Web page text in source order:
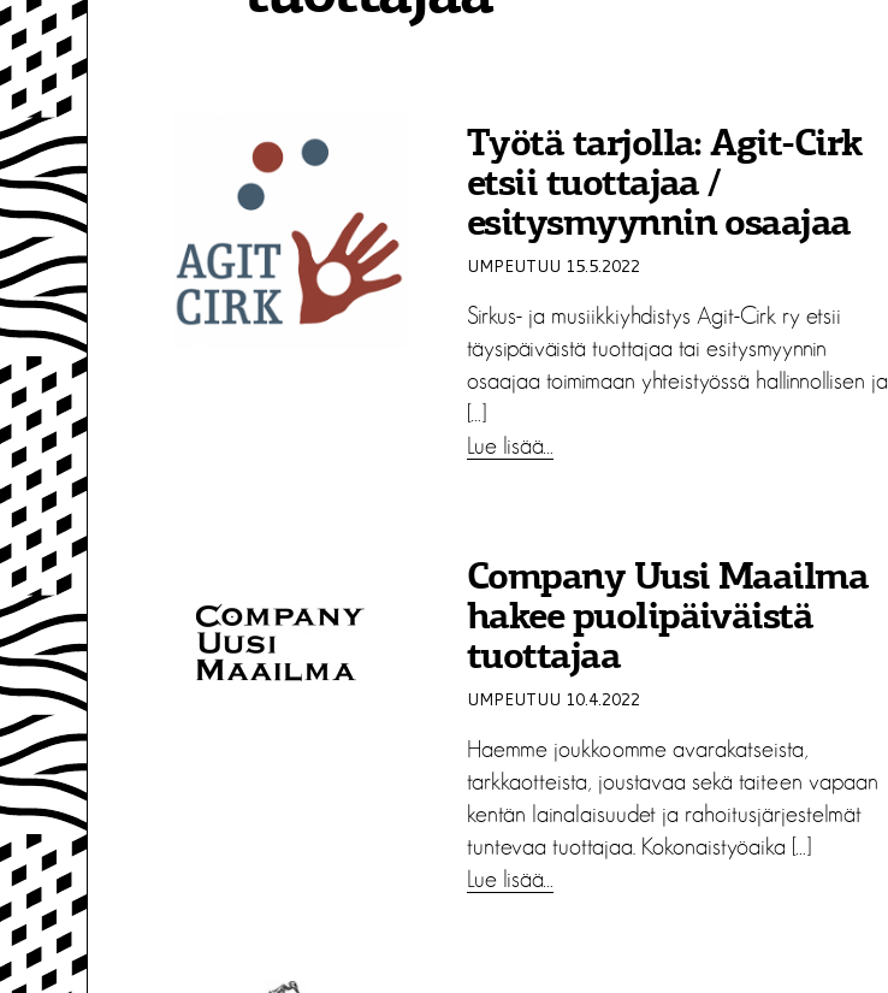
Työtä tarjolla: Agit-Cirk
etsii tuottajaa /
esitysmyynnin osaajaa
UMPEUTUU 15.5.2022
Sirkus- ja musiikkiyhdistys Agit-Cirk ry etsii
täysipäiväistä tuottajaa tai esitysmyynnin
osaajaa toimimaan yhteistyössä hallinnollisen ja
[…]
Lue lisää…
Company Uusi Maailma
hakee puolipäiväistä
tuottajaa
UMPEUTUU 10.4.2022
Haemme joukkoomme avarakatseista,
tarkkaotteista, joustavaa sekä taiteen vapaan
kentän lainalaisuudet ja rahoitusjärjestelmät
tuntevaa tuottajaa. Kokonaistyöaika […]
Lue lisää…